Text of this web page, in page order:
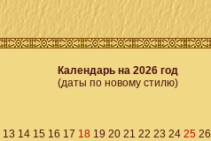
Календарь на 2026 год
(даты по новому стилю)
13 14 15 16 17 18 19 20 21 22 23 24 25 26